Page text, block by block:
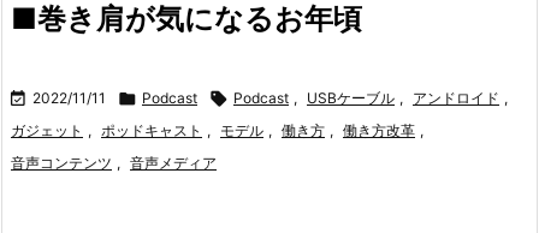
■巻き肩が気になるお年頃
 2022/11/11  Podcast  Podcast , USBケーブル , アンドロイド ,
ガジェット , ポッドキャスト , モデル , 働き方 , 働き方改革 ,
音声コンテンツ , 音声メディア